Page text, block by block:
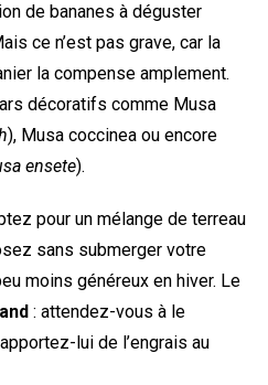
de bananes à déguster
ce n’est pas grave, car la
la compense amplement.
décoratifs comme Musa
), Musa coccinea ou encore
ensete).
pour un mélange de terreau
sans submerger votre
moins généreux en hiver. Le
: attendez-vous à le
lui de l’engrais au